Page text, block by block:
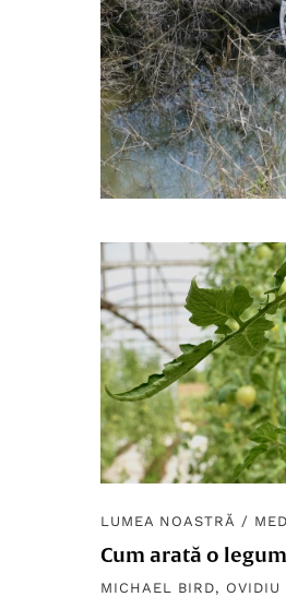
LUMEA NOASTRĂ /
Cum arată o
MICHAEL BIRD, OVIDIU